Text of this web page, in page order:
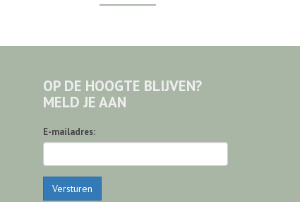
OP DE HOOGTE BLIJVEN?
MELD JE AAN
E-mailadres:
Versturen